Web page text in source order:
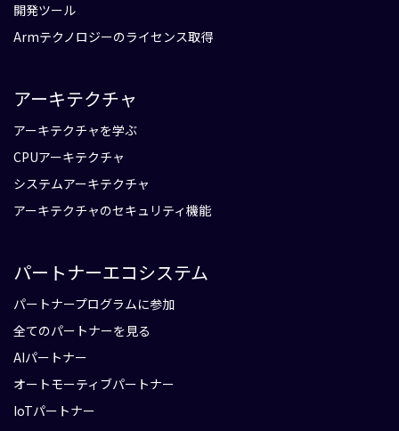
開発ツール
Armテクノロジーのライセンス取得
アーキテクチャ
アーキテクチャを学ぶ
CPUアーキテクチャ
システムアーキテクチャ
アーキテクチャのセキュリティ機能
パートナーエコシステム
パートナープログラムに参加
全てのパートナーを見る
AIパートナー
オートモーティブパートナー
IoTパートナー